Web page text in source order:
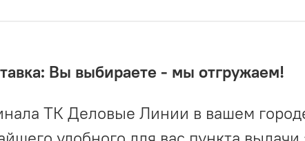
Вы выбираете - мы отгружаем!
ТК Деловые Линии в вашем